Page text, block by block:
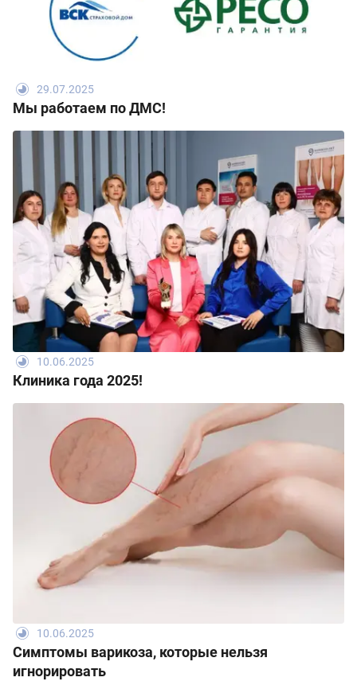
29.07.2025
Мы работаем по ДМС!
10.06.2025
Клиника года 2025!
10.06.2025
Симптомы варикоза, которые нельзя
игнорировать